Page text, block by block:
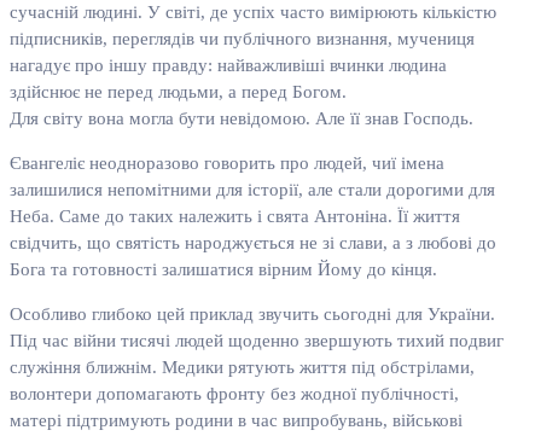
сучасній людині. У світі, де успіх часто вимірюють кількістю
підписників, переглядів чи публічного визнання, мучениця
нагадує про іншу правду: найважливіші вчинки людина
здійснює не перед людьми, а перед Богом.
Для світу вона могла бути невідомою. Але її знав Господь.
Євангеліє неодноразово говорить про людей, чиї імена
залишилися непомітними для історії, але стали дорогими для
Неба. Саме до таких належить і свята Антоніна. Її життя
свідчить, що святість народжується не зі слави, а з любові до
Бога та готовності залишатися вірним Йому до кінця.
Особливо глибоко цей приклад звучить сьогодні для України.
Під час війни тисячі людей щоденно звершують тихий подвиг
служіння ближнім. Медики рятують життя під обстрілами,
волонтери допомагають фронту без жодної публічності,
матері підтримують родини в час випробувань, військові